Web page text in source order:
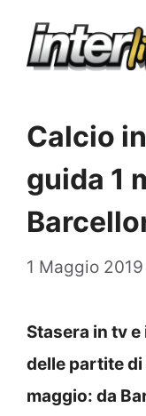
Calcio
guida 1
1 Maggio
Stasera in tv
delle partite
maggio: da